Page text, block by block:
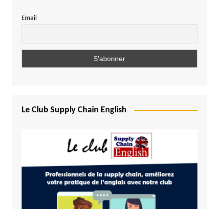
Email
Le Club Supply Chain English